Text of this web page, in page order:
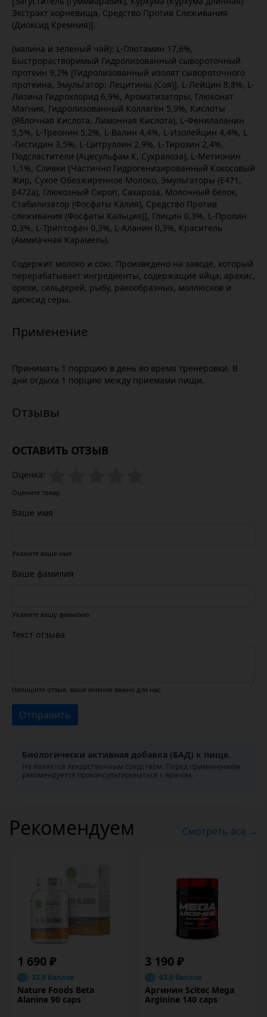
Экстракт корневища, Средство Против Слеживания
(Диоксид Кремния)].
(малина и зеленый чай): L-Глютамин 17,6%,
Быстрорастворимый Гидролизованный сывороточный
протеин 9,2% [Гидролизованный изолят сывороточного
протеина, Эмульгатор: Лецитины (Соя)], L-Лейцин 8,8%, L-
Лизина Гидрохлорид 6,9%, Ароматизаторы, Глюконат
Магния, Гидролизованный Коллаген 5,9%, Кислоты
(Яблочная Кислота, Лимонная Кислота), L-Фенилаланин
5,5%, L-Треонин 5,2%, L-Валин 4,4%, L-Изолейцин 4,4%, L
-Гистидин 3,5%, L-Цитруллин 2,9%, L-Тирозин 2,4%,
Подсластители (Ацесульфам К, Сукралоза), L-Метионин
1,1%, Сливки [Частично Гидрогенизированный Кокосовый
Жир, Сухое Обезжиренное Молоко, Эмульгаторы (E471,
E472a), Глюкозный Сироп, Сахароза, Молочный белок,
Стабилизатор (Фосфаты Калия), Средство Против
слеживания (Фосфаты Кальция)], Глицин 0,3%, L-Пролин
0,3%, L-Триптофан 0,3%, L-Аланин 0,3%, Краситель
(Аммиачная Карамель).
Содержит молоко и сою. Произведено на заводе, который
перерабатывает ингредиенты, содержащие яйца, арахис,
орехи, сельдерей, рыбу, ракообразных, моллюсков и
диоксид серы.
Принимать 1 поррцию в день во время тренеровки. В
дни отдыха 1 порцию между приемами пищи.
ОСТАВИТЬ ОТЗЫВ
Оценка:
Оцените товар
Ваше имя
Укажите ваше имя
Ваше фамилия
Укажите вашу фамилию
Текст отзыва
Напишите отзыв, ваше мнение важно для нас.
Отправить
Биологически активная добавка (БАД) к пище.
Не является лекарственным средством. Перед применением
рекомендуется проконсультироваться с врачом.
Рекомендуем Смотреть все →
1 690 ₽
33.8 баллов
Nature Foods Beta
Alanine 90 caps
3 190 ₽
63.8 баллов
Аргинин Scitec Mega
Arginine 140 caps